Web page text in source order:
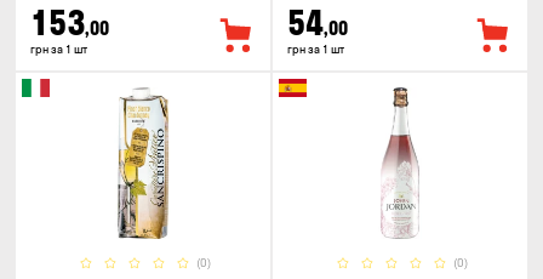
153,00
грн за 1 шт
54,00
грн за 1 шт
(0) (0)